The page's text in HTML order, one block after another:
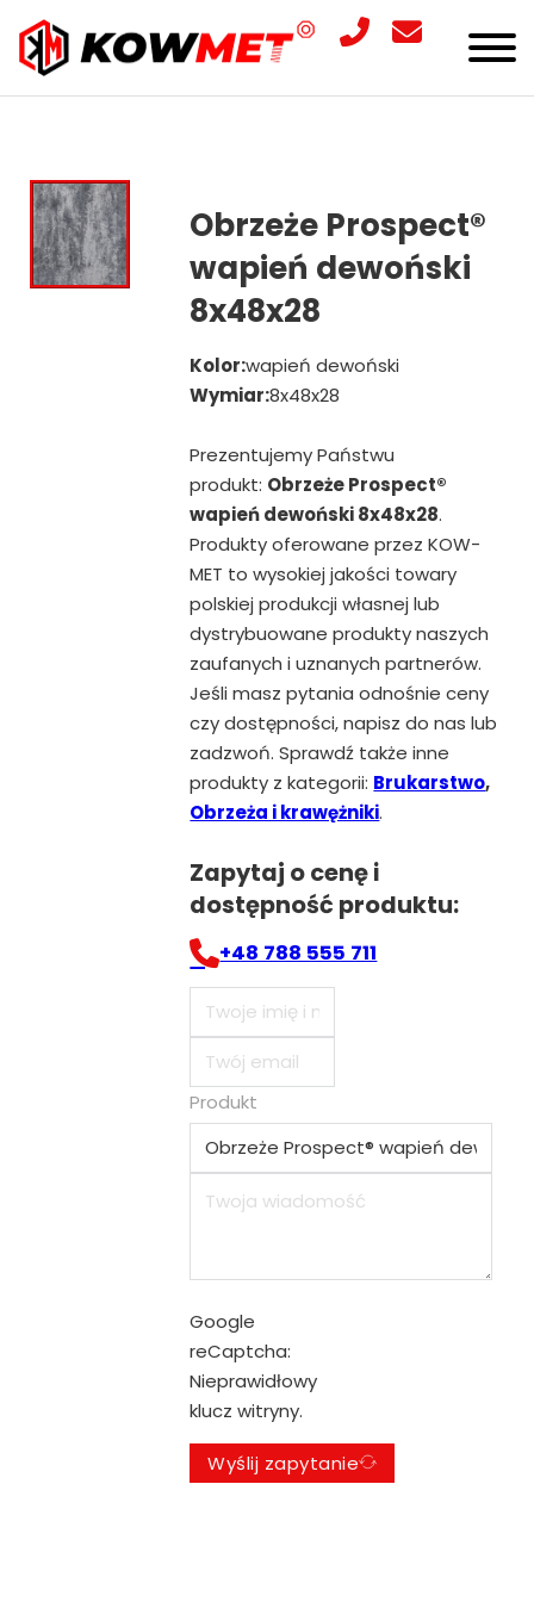
Obrzeże Prospect®
wapień dewoński
8x48x28
Kolor:wapień dewoński
Wymiar:8x48x28
Prezentujemy Państwu
produkt: Obrzeże Prospect®
wapień dewoński 8x48x28.
Produkty oferowane przez KOW-
MET to wysokiej jakości towary
polskiej produkcji własnej lub
dystrybuowane produkty naszych
zaufanych i uznanych partnerów.
Jeśli masz pytania odnośnie ceny
czy dostępności, napisz do nas lub
zadzwoń. Sprawdź także inne
produkty z kategorii: Brukarstwo,
Obrzeża i krawężniki.
Zapytaj o cenę i
dostępność produktu:
+48 788 555 711
Produkt
Google
reCaptcha:
Nieprawidłowy
klucz witryny.
Wyślij zapytanie